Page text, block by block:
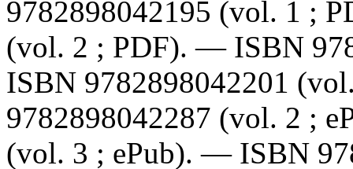
9782898042195 (vol. 1 ;
(vol. 2 ; PDF). — ISBN
ISBN 9782898042201
9782898042287 (vol. 2 ;
(vol. 3 ; ePub). — ISBN